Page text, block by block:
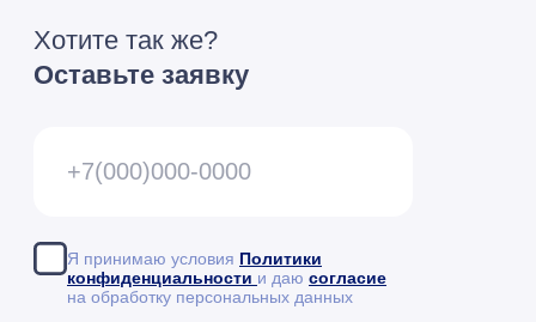
на обработку персональных данных